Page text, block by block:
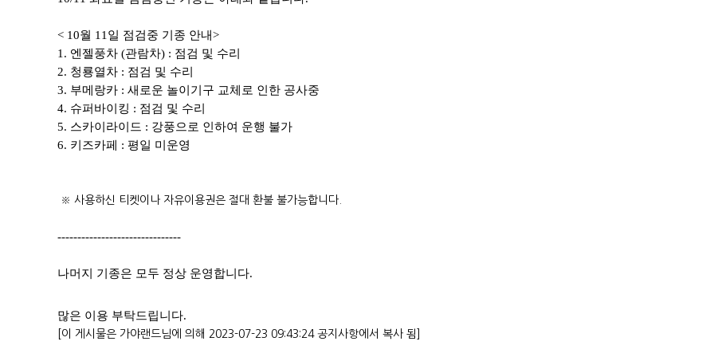
< 10월 11일 점검중 기종 안내>
1. 엔젤풍차 (관람차) : 점검 및 수리
2. 청룡열차 : 점검 및 수리
3. 부메랑카 : 새로운 놀이기구 교체로 인한 공사중
4. 슈퍼바이킹 : 점검 및 수리
5. 스카이라이드 : 강풍으로 인하여 운행 불가
6. 키즈카페 : 평일 미운영
​ ​※ 사용하신 티켓이나 자유이용권은 절대 환불 불가능합니다.
-------------------------------
나머지 기종은 모두 정상 운영합니다.
많은 이용 부탁드립니다.
[이 게시물은 가야랜드님에 의해 2023-07-23 09:43:24 공지사항에서 복사 됨]